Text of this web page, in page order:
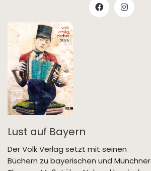
Lust auf Bayern
Der Volk Verlag setzt mit seinen
Büchern zu bayerischen und Münchner